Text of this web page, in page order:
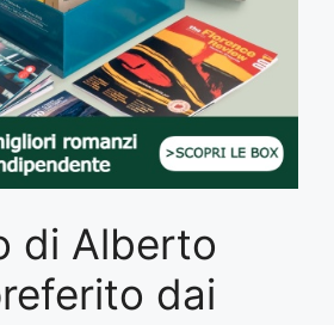
di Alberto
dai